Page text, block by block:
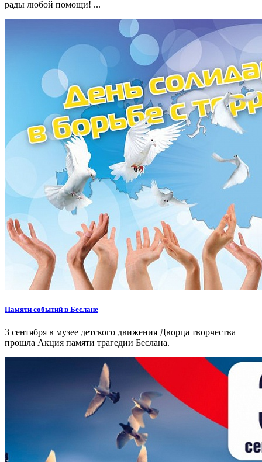
рады любой помощи! ...
Памяти событий в Беслане
3 сентября в музее детского движения Дворца творчества
прошла Акция памяти трагедии Беслана.